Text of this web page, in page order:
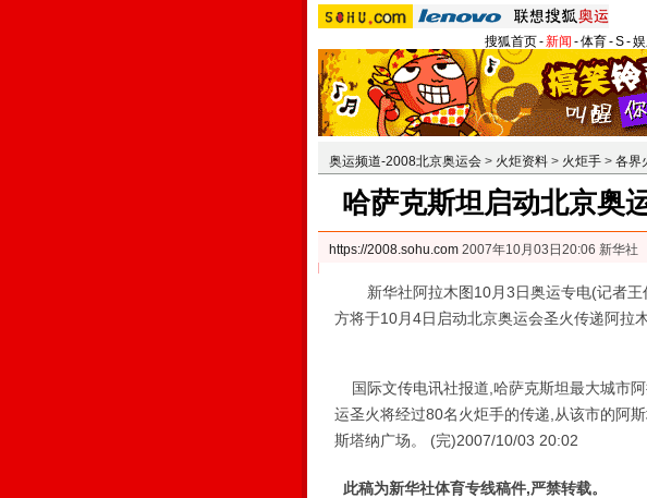
搜狐首页-新闻 -体育-S-
奥运频道-2008北京奥运会 > 火炬资料 > 火炬手 > 各界
哈萨克斯坦启动北京奥
https://2008.sohu.com 2007年10月03日20:06 新华社
新华社阿拉木图10月3日奥运专电(记者王
方将于10月4日启动北京奥运会圣火传递阿拉
国际文传电讯社报道,哈萨克斯坦最大城市
运圣火将经过80名火炬手的传递,从该市的阿
斯塔纳广场。 (完)2007/10/03 20:02
此稿为新华社体育专线稿件,严禁转载。